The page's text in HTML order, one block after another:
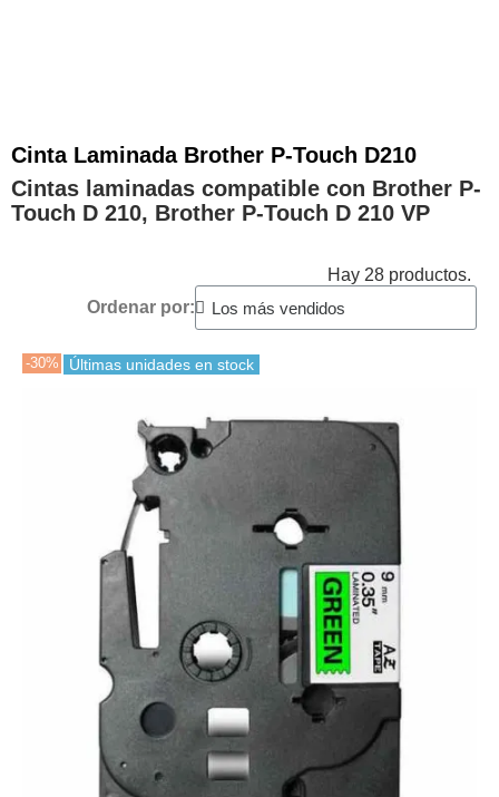
Cinta Laminada Brother P-Touch D210
Cintas laminadas compatible con Brother P-
Touch D 210, Brother P-Touch D 210 VP
Hay 28 productos.
Ordenar por:
-30% Últimas unidades en stock